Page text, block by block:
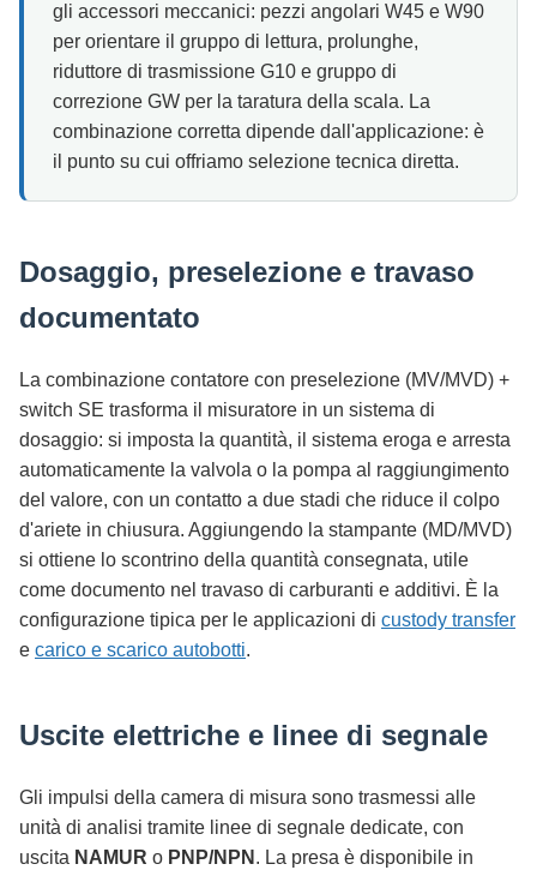
gli accessori meccanici: pezzi angolari W45 e W90
per orientare il gruppo di lettura, prolunghe,
riduttore di trasmissione G10 e gruppo di
correzione GW per la taratura della scala. La
combinazione corretta dipende dall'applicazione: è
il punto su cui offriamo selezione tecnica diretta.
Dosaggio, preselezione e travaso
documentato
La combinazione contatore con preselezione (MV/MVD) +
switch SE trasforma il misuratore in un sistema di
dosaggio: si imposta la quantità, il sistema eroga e arresta
automaticamente la valvola o la pompa al raggiungimento
del valore, con un contatto a due stadi che riduce il colpo
d'ariete in chiusura. Aggiungendo la stampante (MD/MVD)
si ottiene lo scontrino della quantità consegnata, utile
come documento nel travaso di carburanti e additivi. È la
configurazione tipica per le applicazioni di custody transfer
e carico e scarico autobotti.
Uscite elettriche e linee di segnale
Gli impulsi della camera di misura sono trasmessi alle
unità di analisi tramite linee di segnale dedicate, con
uscita NAMUR o PNP/NPN . La presa è disponibile in